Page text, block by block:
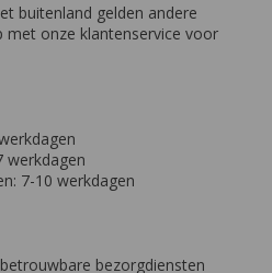
buitenland gelden andere
onze klantenservice voor
werkdagen
7-10 werkdagen
bezorgdiensten